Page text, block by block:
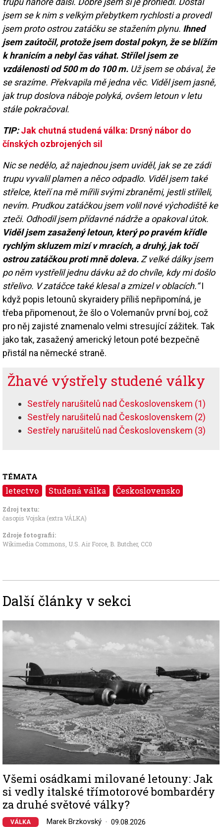
jsem se k nim s velkým přebytkem rychlosti a provedl
jsem proto ostrou zatáčku se stažením plynu. Ihned
jsem zaútočil, protože jsem dostal pokyn, že se blížím
k hranicím a nebyl čas váhat. Střílel jsem ze
vzdálenosti od 500 m do 100 m. Už jsem se obával, že
se srazíme. Překvapila mě jedna věc. Viděl jsem jasně,
jak trup doslova náboje polyká, ovšem letoun v letu
stále pokračoval.
TIP:Jak chutná studená válka: Drsný nábor do
čínských ozbrojených sil
Nic se nedělo, až najednou jsem uviděl, jak se ze zádi
trupu vyvalil plamen a něco odpadlo. Viděl jsem také
střelce, kteří na mě mířili svými zbraněmi, jestli stříleli,
nevím. Prudkou zatáčkou jsem volil nové východiště ke
zteči. Odhodil jsem přídavné nádrže a opakoval útok.
Viděl jsem zasažený letoun, který po pravém křídle
rychlým skluzem mizí v mracích, a druhý, jak točí
ostrou zatáčkou proti mně doleva. Z velké dálky jsem
po něm vystřelil jednu dávku až do chvíle, kdy mi došlo
střelivo. V zatáčce také klesal a zmizel v oblacích.“I
když popis letounů skyraidery příliš nepřipomíná, je
třeba připomenout, že šlo o Volemanův první boj, což
pro něj zajisté znamenalo velmi stresující zážitek. Tak
jako tak, zasažený americký letoun poté bezpečně
přistál na německé straně.
Žhavé výstřely studené války
Sestřely narušitelů nad Československem (1)
Sestřely narušitelů nad Československem (2)
Sestřely narušitelů nad Československem (3)
TÉMATA
letectvo Studená válka Československo
Zdroj textu:
časopis Vojska (extra VÁLKA)
Zdroje fotografii:
Wikimedia Commons, U.S. Air Force, B. Butcher, CC0
Další články v sekci
Všemi osádkami milované letouny: Jak
si vedly italské třímotorové bombardéry
za druhé světové války?
VÁLKA Marek Brzkovský 09.08.2026